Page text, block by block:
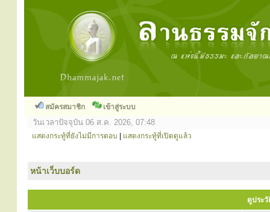
สมัครสมาชิก เข้าสู่ระบบ
วันเวลาปัจจุบัน 06 ส.ค. 2026, 07:48
แสดงกระทู้ที่ยังไม่มีการตอบ แสดงกระทู้ที่เปิดดูแล้ว
หน้าเว็บบอร์ด
ดูประ